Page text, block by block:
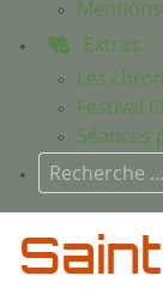
Extras
Les
Festival
Séances
Rechercher